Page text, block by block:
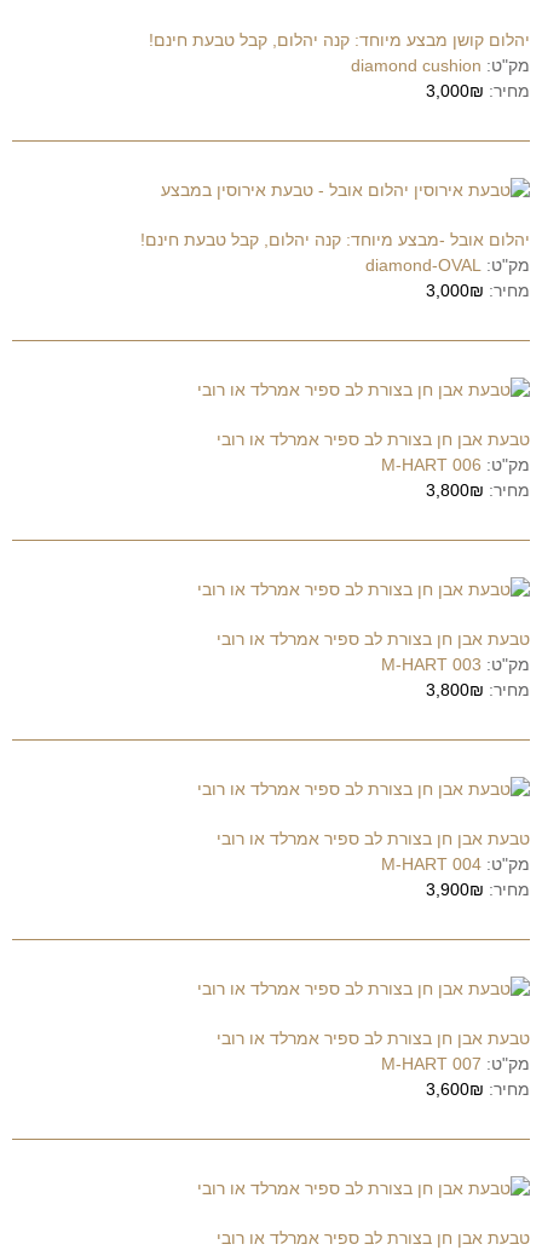
יהלום קושן מבצע מיוחד: קנה יהלום, קבל טבעת חינם!
מק"ט: diamond cushion
מחיר: 3,000₪
יהלום אובל -מבצע מיוחד: קנה יהלום, קבל טבעת חינם!
מק"ט:
diamond-OVAL
מחיר: 3,000₪
טבעת אבן חן בצורת לב ספיר אמרלד או רובי
מק"ט: M-HART 006
מחיר: 3,800₪
טבעת אבן חן בצורת לב ספיר אמרלד או רובי
מק"ט: M-HART 003
מחיר: 3,800₪
טבעת אבן חן בצורת לב ספיר אמרלד או רובי
מק"ט: M-HART 004
מחיר: 3,900₪
טבעת אבן חן בצורת לב ספיר אמרלד או רובי
מק"ט: M-HART 007
מחיר: 3,600₪
טבעת אבן חן בצורת לב ספיר אמרלד או רובי